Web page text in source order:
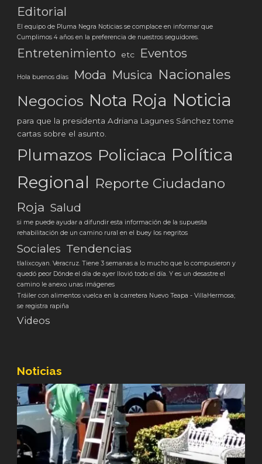
Editorial
El equipo de Pluma Negra Noticias se complace en informar que
Cumplimos 4 años en la preferencia de nuestros seguidores.
Entretenimiento etc Eventos
Hola buenos días Moda Musica Nacionales
Negocios Nota Roja Noticia
para que la presidenta Adriana Lagunes Sánchez tome
cartas sobre el asunto.
Plumazos Policiaca Política
Regional Reporte Ciudadano
Roja Salud
si me puede ayudar a difundir esta información de la supuesta
rehabilitación de un camino rural en el buey los negritos
Sociales Tendencias
tlalixcoyan. Veracruz. Tiene 3 semanas a lo mucho que lo compusieron y
quedó peor Dónde el día de ayer llovió todo el día. Y es un desastre el
camino le anexo unas imágenes
Tráiler con alimentos vuelca en la carretera Nuevo Teapa - VillaHermosa;
se registra rapiña
Videos
Noticias